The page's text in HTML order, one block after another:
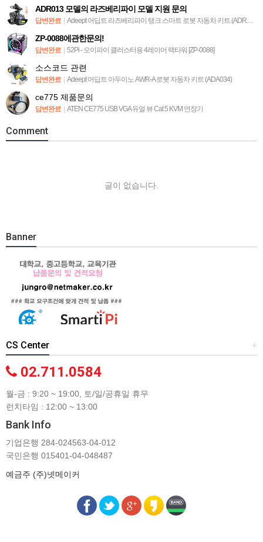
ADR013 모델의 라즈베리파이 모델 지원 문의
답변완료 Adeept 어딥트 라즈베리파이 탱크 스마트 로봇 자동차 키트 (ADR013)
ZP-0088에관한문의!
답변완료 52Pi - 오이파이 클러스터용 4레이어 랙타워 [ZP-0088]
소스코드 관련
답변완료 Adeept 어딥트 아두이노 AWR-A 로봇 자동차 키트 (ADA034)
ce775 제품문의
답변완료 ATEN CE775 USB VGA 듀얼 뷰 Cat 5 KVM 연장기
Comment
글이 없습니다.
Banner
+
CS Center
02.711.0584
월-금 : 9:20 ~ 19:00, 토/일/공휴일 휴무
런치타임 : 12:00 ~ 13:00
Bank Info
기업은행 284-024563-04-012
국민은행 015401-04-048487
예금주 (주)넷메이커